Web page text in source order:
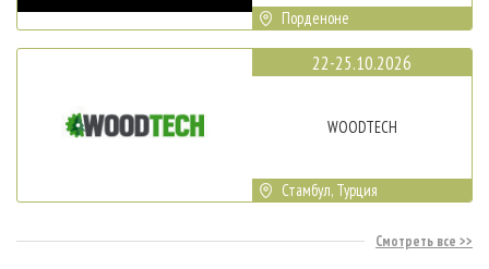
Порденоне
22-25.10.2026
WOODTECH
Стамбул, Турция
Смотреть все